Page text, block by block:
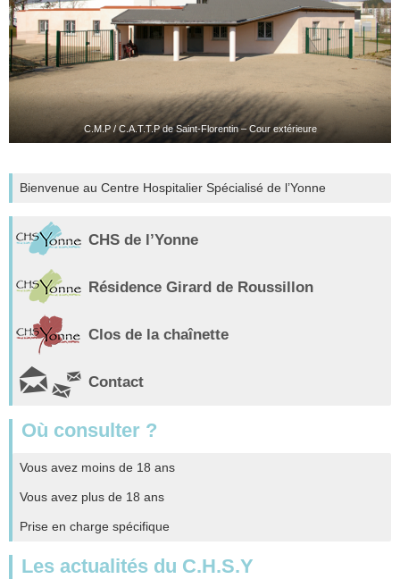
C.M.P / C.A.T.T.P de Saint-Florentin – Cour extérieure
Bienvenue au Centre Hospitalier Spécialisé de l’Yonne
CHS de l’Yonne
Résidence Girard de Roussillon
Clos de la chaînette
Contact
Où consulter ?
Vous avez moins de 18 ans
Vous avez plus de 18 ans
Prise en charge spécifique
Les actualités du C.H.S.Y